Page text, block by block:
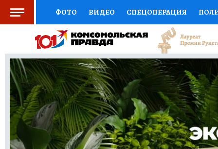
ФОТО ВИДЕО СПЕЦОПЕРАЦИЯ
СОЦПОДДЕРЖКА НАУКА СПОРТ
ВЫБОР ЭКСПЕРТОВ ДОКТОР
КНИЖНАЯ ПОЛКА ПРОГНОЗЫ НА СПОРТ
ПРЕСС-ЦЕНТР НЕДВИЖИМОСТЬ
ВСЕ О КП РАДИО КП РЕКЛАМА ТЕСТЫ